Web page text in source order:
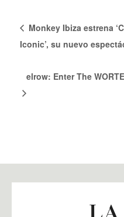
Monkey Ibiza estrena
Iconic’, su nuevo
elrow: Enter The